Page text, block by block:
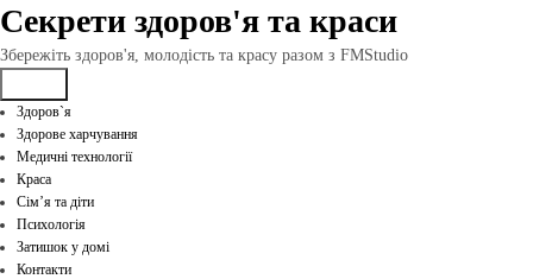
Перейти
до
вмісту
Секрети здоров'я та краси
Збережіть здоров'я, молодість та красу разом з FMStudio
Здоров`я
Здорове харчування
Медичні технології
Краса
Сім’я та діти
Психологія
Затишок у домі
Контакти